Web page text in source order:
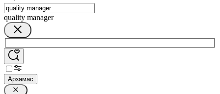
quality manager
Арзамас